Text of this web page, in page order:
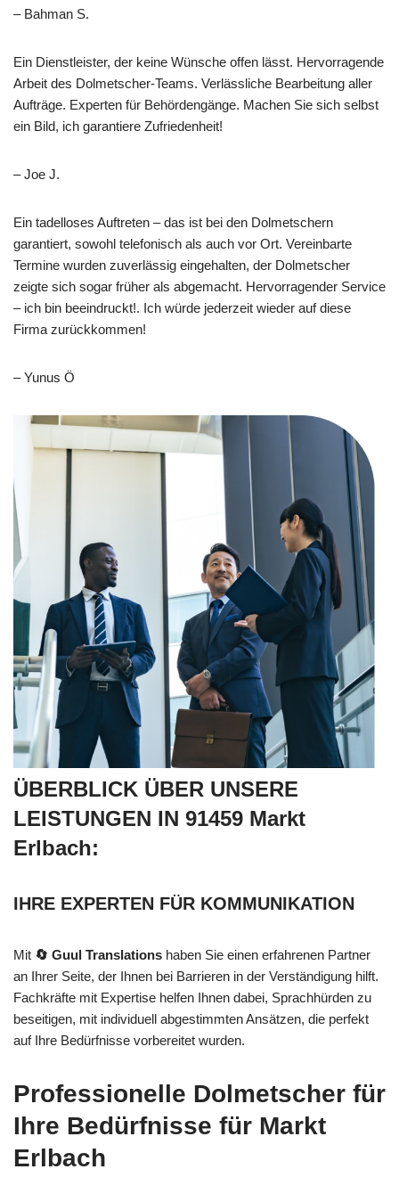
– Bahman S.
Ein Dienstleister, der keine Wünsche offen lässt. Hervorragende
Arbeit des Dolmetscher-Teams. Verlässliche Bearbeitung aller
Aufträge. Experten für Behördengänge. Machen Sie sich selbst
ein Bild, ich garantiere Zufriedenheit!
– Joe J.
Ein tadelloses Auftreten – das ist bei den Dolmetschern
garantiert, sowohl telefonisch als auch vor Ort. Vereinbarte
Termine wurden zuverlässig eingehalten, der Dolmetscher
zeigte sich sogar früher als abgemacht. Hervorragender Service
– ich bin beeindruckt!. Ich würde jederzeit wieder auf diese
Firma zurückkommen!
– Yunus Ö
ÜBERBLICK ÜBER UNSERE
LEISTUNGEN IN 91459 Markt
Erlbach:
IHRE EXPERTEN FÜR KOMMUNIKATION
Mit 🔄 Guul Translations haben Sie einen erfahrenen Partner
an Ihrer Seite, der Ihnen bei Barrieren in der Verständigung hilft.
Fachkräfte mit Expertise helfen Ihnen dabei, Sprachhürden zu
beseitigen, mit individuell abgestimmten Ansätzen, die perfekt
auf Ihre Bedürfnisse vorbereitet wurden.
Professionelle Dolmetscher für
Ihre Bedürfnisse für Markt
Erlbach